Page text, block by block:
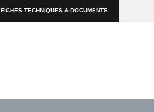
FICHES TECHNIQUES & DOCUMENTS